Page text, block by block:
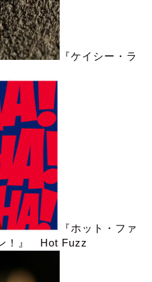
『ケイシー・ラ
『ホット・ファ
！』 Hot Fuzz